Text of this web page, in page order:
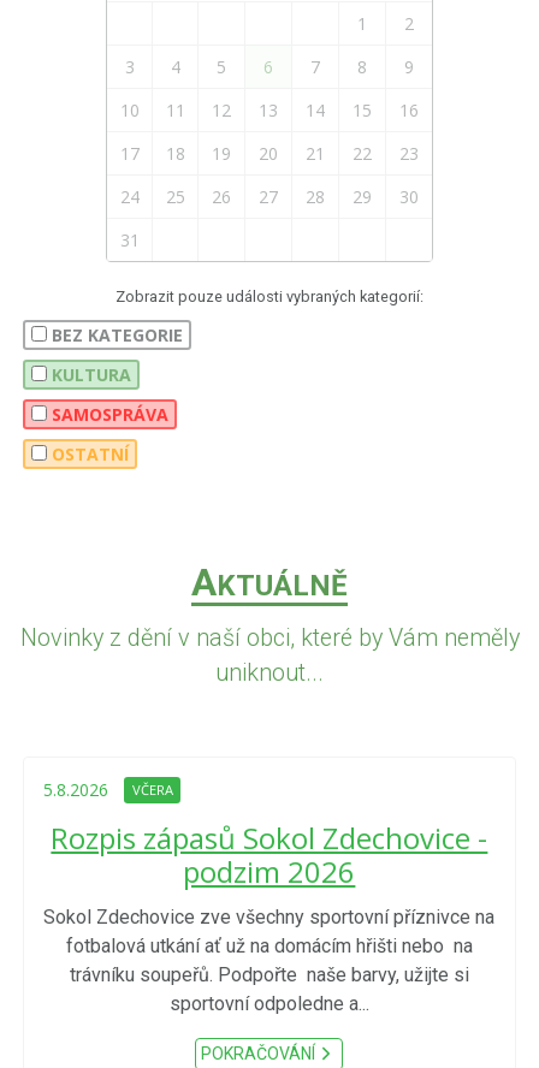
1
2
3
4 5 6 7 8
9
10
11 12 13 14 15
16
17
18 19 20 21 22
23
24
25 26 27 28 29
30
31
Zobrazit pouze události vybraných kategorií:
BEZ KATEGORIE
KULTURA
SAMOSPRÁVA
OSTATNÍ
AKTUÁLNĚ
Novinky z dění v naší obci, které by Vám neměly
uniknout...
5.8.2026 VČERA
Rozpis zápasů Sokol Zdechovice -
podzim 2026
Sokol Zdechovice zve všechny sportovní příznivce na
fotbalová utkání ať už na domácím hřišti nebo na
trávníku soupeřů. Podpořte naše barvy, užijte si
sportovní odpoledne a...
POKRAČOVÁNÍ